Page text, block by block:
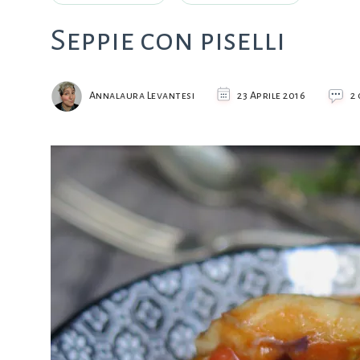
Seppie con piselli
Annalaura Levantesi 23 Aprile 2016 2